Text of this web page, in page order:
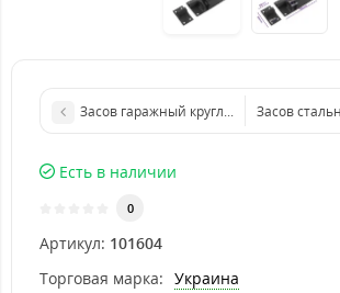
Засов гаражный круглый 200*80 мм
Засов
Есть в наличии
0
Артикул: 101604
Торговая марка: Украина